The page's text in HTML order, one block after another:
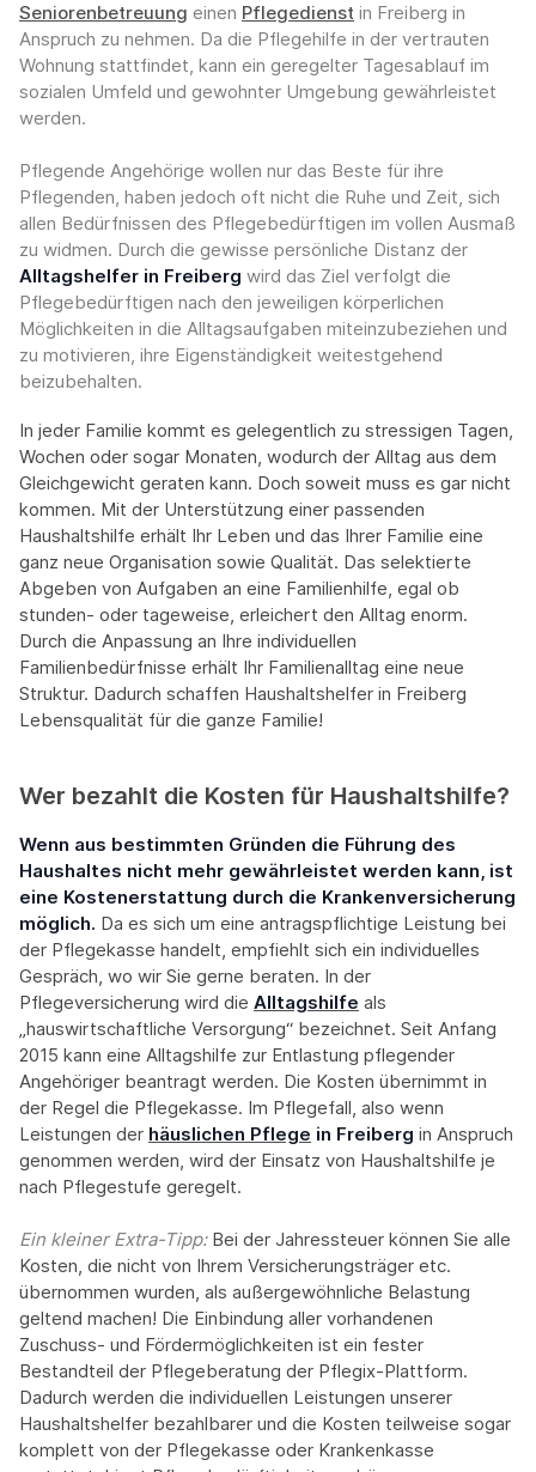
Seniorenbetreuung einen Pflegedienst in Freiberg in
Anspruch zu nehmen. Da die Pflegehilfe in der vertrauten
Wohnung stattfindet, kann ein geregelter Tagesablauf im
sozialen Umfeld und gewohnter Umgebung gewährleistet
werden.
Pflegende Angehörige wollen nur das Beste für ihre
Pflegenden, haben jedoch oft nicht die Ruhe und Zeit, sich
allen Bedürfnissen des Pflegebedürftigen im vollen Ausmaß
zu widmen. Durch die gewisse persönliche Distanz der
Alltagshelfer in Freiberg wird das Ziel verfolgt die
Pflegebedürftigen nach den jeweiligen körperlichen
Möglichkeiten in die Alltagsaufgaben miteinzubeziehen und
zu motivieren, ihre Eigenständigkeit weitestgehend
beizubehalten.
In jeder Familie kommt es gelegentlich zu stressigen Tagen,
Wochen oder sogar Monaten, wodurch der Alltag aus dem
Gleichgewicht geraten kann. Doch soweit muss es gar nicht
kommen. Mit der Unterstützung einer passenden
Haushaltshilfe erhält Ihr Leben und das Ihrer Familie eine
ganz neue Organisation sowie Qualität. Das selektierte
Abgeben von Aufgaben an eine Familienhilfe, egal ob
stunden- oder tageweise, erleichert den Alltag enorm.
Durch die Anpassung an Ihre individuellen
Familienbedürfnisse erhält Ihr Familienalltag eine neue
Struktur. Dadurch schaffen Haushaltshelfer in Freiberg
Lebensqualität für die ganze Familie!
Wer bezahlt die Kosten für Haushaltshilfe?
Wenn aus bestimmten Gründen die Führung des
Haushaltes nicht mehr gewährleistet werden kann, ist
eine Kostenerstattung durch die Krankenversicherung
möglich. Da es sich um eine antragspflichtige Leistung bei
der Pflegekasse handelt, empfiehlt sich ein individuelles
Gespräch, wo wir Sie gerne beraten. In der
Pflegeversicherung wird die Alltagshilfe als
„hauswirtschaftliche Versorgung“ bezeichnet. Seit Anfang
2015 kann eine Alltagshilfe zur Entlastung pflegender
Angehöriger beantragt werden. Die Kosten übernimmt in
der Regel die Pflegekasse. Im Pflegefall, also wenn
Leistungen der häuslichen Pflege in Freiberg in Anspruch
genommen werden, wird der Einsatz von Haushaltshilfe je
nach Pflegestufe geregelt.
Ein kleiner Extra-Tipp:‍ Bei der Jahressteuer können Sie alle
Kosten, die nicht von Ihrem Versicherungsträger etc.
übernommen wurden, als außergewöhnliche Belastung
geltend machen! Die Einbindung aller vorhandenen
Zuschuss- und Fördermöglichkeiten ist ein fester
Bestandteil der Pflegeberatung der Pflegix-Plattform.
Dadurch werden die individuellen Leistungen unserer
Haushaltshelfer bezahlbarer und die Kosten teilweise sogar
komplett von der Pflegekasse oder Krankenkasse